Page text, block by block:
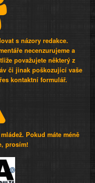
s názory redakce.
necenzurujeme a
považujete některý z
či jinak poškozující vaše
kontaktní formulář.
Pokud máte méně
prosím!